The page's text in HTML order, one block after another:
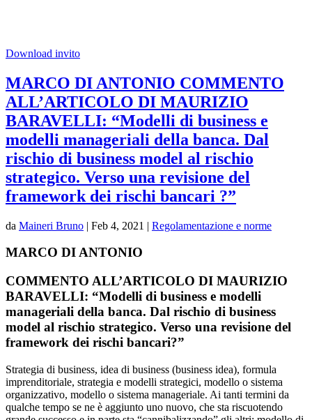
Download invito
MARCO DI ANTONIO COMMENTO
ALL’ARTICOLO DI MAURIZIO
BARAVELLI: “Modelli di business e
modelli manageriali della banca. Dal
rischio di business model al rischio
strategico. Verso una revisione del
framework dei rischi bancari ?”
da Maineri Bruno | Feb 4, 2021 | Regolamentazione e norme
MARCO DI ANTONIO
COMMENTO ALL’ARTICOLO DI MAURIZIO
BARAVELLI: “Modelli di business e modelli
manageriali della banca. Dal rischio di business
model al rischio strategico. Verso una revisione del
framework dei rischi bancari?”
Strategia di business, idea di business (business idea), formula
imprenditoriale, strategia e modelli strategici, modello o sistema
organizzativo, modello o sistema manageriale. Ai tanti termini da
qualche tempo se ne è aggiunto uno nuovo, che sta riscuotendo